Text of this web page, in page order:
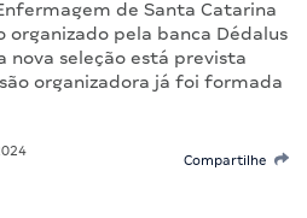
de Santa Catarina
organizado pela banca Dédalus
nova seleção está prevista
organizadora já foi formada
Compartilhe